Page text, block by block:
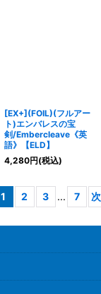
[EX+](FOIL)(フルアー
ト)エンバレスの宝
剣/Embercleave《英
語》【ELD】
4,280円(税込)
1 2 3 ... 7 次